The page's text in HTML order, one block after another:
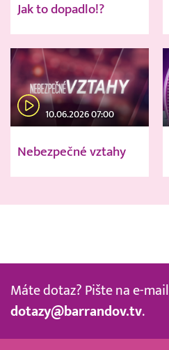
Jak to dopadlo!?
10.06.2026 07:00
Nebezpečné vztahy
Máte dotaz? Pište na e-mail
dotazy@barrandov.tv.